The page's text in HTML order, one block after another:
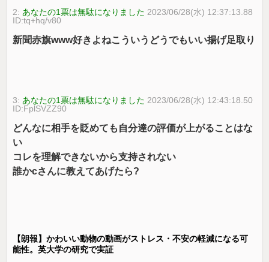
2: あなたの1票は無駄になりました 2023/06/28(水) 12:37:13.88
ID:tq+hq/v80
新聞赤旗www好きよねこういうどうでもいい揚げ足取り
3: あなたの1票は無駄になりました 2023/06/28(水) 12:43:18.50
ID:FplSVZZ90
どんなに相手を貶めても自分達の評価が上がることはな
い
コレを理解できないから支持されない
誰かcさんに教えてあげたら?
【朗報】かわいい動物の動画がストレス・不安の軽減になる可
能性。英大学の研究で実証